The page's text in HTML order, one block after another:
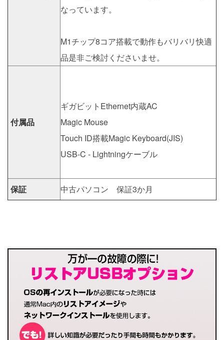
なっています。
M1チップ8コア搭載で動作もバリバリ快適
品是非ご検討くださいませ。
付属品
ギガビットEthernet内蔵AC
Magic Mouse
Touch ID搭載Magic Keyboard(JIS)
USB-C - Lightningケーブル
保証 中古パソコン 保証3か月